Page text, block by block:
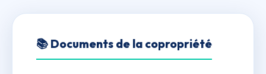
Montée Ringrave
📚 Documents de la copropriété